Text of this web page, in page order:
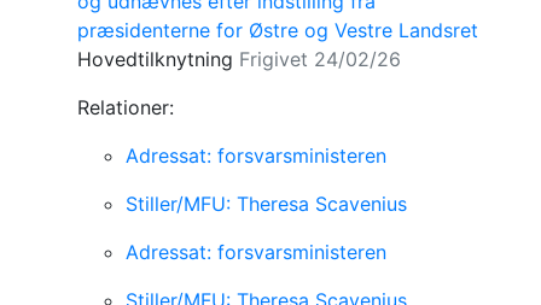
præsidenterne for Østre og Vestre Landsret
Hovedtilknytning Frigivet 24/02/26
Relationer:
Adressat: forsvarsministeren
Stiller/MFU: Theresa Scavenius
Adressat: forsvarsministeren
Stiller/MFU: Theresa Scavenius